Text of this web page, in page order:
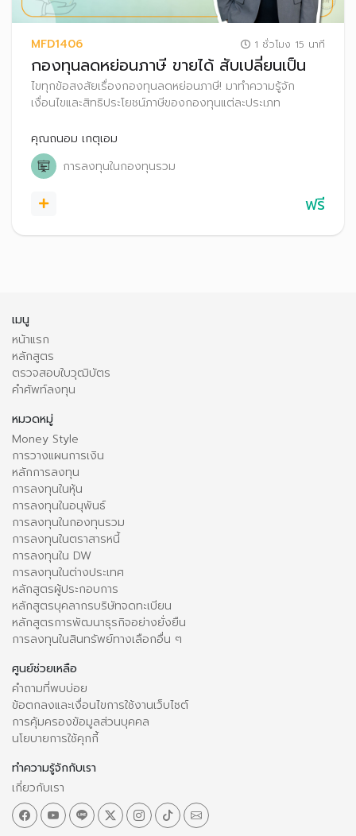
MFD1406 1 ชั่วโมง 15 นาที
กองทุนลดหย่อนภาษี ขายได้ สับเปลี่ยนเป็น
ไขทุกข้อสงสัยเรื่องกองทุนลดหย่อนภาษี! มาทำความรู้จัก
เงื่อนไขและสิทธิประโยชน์ภาษีของกองทุนแต่ละประเภท
คุณถนอม เกตุเอม
การลงทุนในกองทุนรวม
ฟรี
เมนู
หน้าแรก
หลักสูตร
ตรวจสอบใบวุฒิบัตร
คำศัพท์ลงทุน
หมวดหมู่
Money Style
การวางแผนการเงิน
หลักการลงทุน
การลงทุนในหุ้น
การลงทุนในอนุพันธ์
การลงทุนในกองทุนรวม
การลงทุนในตราสารหนี้
การลงทุนใน DW
การลงทุนในต่างประเทศ
หลักสูตรผู้ประกอบการ
หลักสูตรบุคลากรบริษัทจดทะเบียน
หลักสูตรการพัฒนาธุรกิจอย่างยั่งยืน
การลงทุนในสินทรัพย์ทางเลือกอื่น ๆ
ศูนย์ช่วยเหลือ
คำถามที่พบบ่อย
ข้อตกลงและเงื่อนไขการใช้งานเว็บไซต์
การคุ้มครองข้อมูลส่วนบุคคล
นโยบายการใช้คุกกี้
ทำความรู้จักกับเรา
เกี่ยวกับเรา